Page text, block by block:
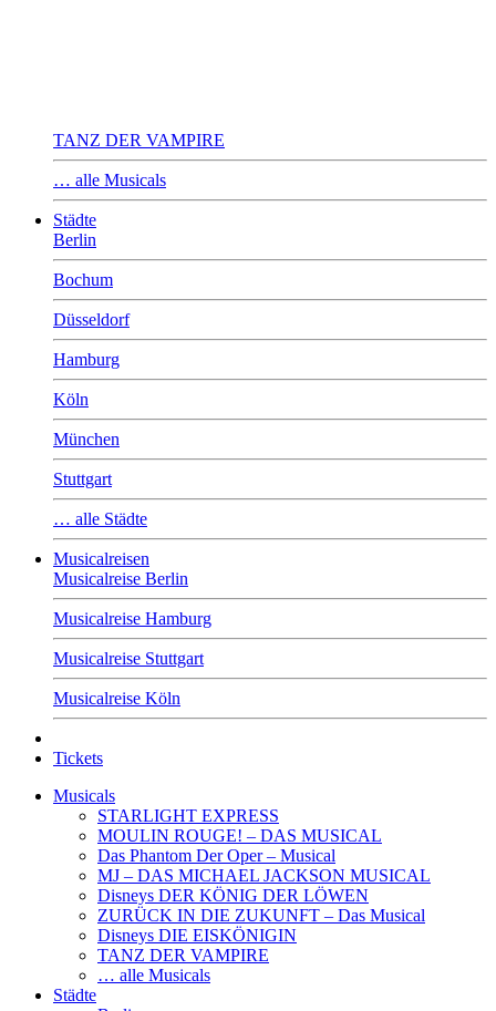
TANZ DER VAMPIRE
… alle Musicals
Städte
Berlin
Bochum
Düsseldorf
Hamburg
Köln
München
Stuttgart
… alle Städte
Musicalreisen
Musicalreise Berlin
Musicalreise Hamburg
Musicalreise Stuttgart
Musicalreise Köln
Tickets
Musicals
STARLIGHT EXPRESS
MOULIN ROUGE! – DAS MUSICAL
Das Phantom Der Oper – Musical
MJ – DAS MICHAEL JACKSON MUSICAL
Disneys DER KÖNIG DER LÖWEN
ZURÜCK IN DIE ZUKUNFT – Das Musical
Disneys DIE EISKÖNIGIN
TANZ DER VAMPIRE
… alle Musicals
Städte